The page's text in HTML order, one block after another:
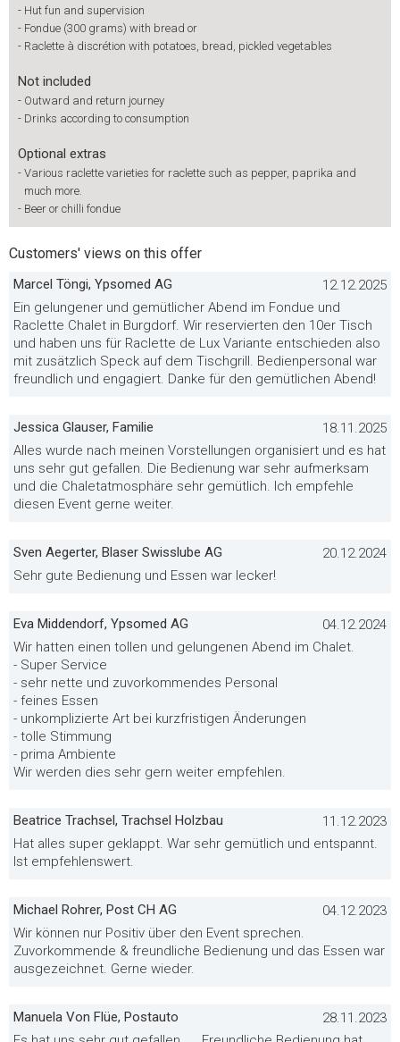
- Hut fun and supervision
- Fondue (300 grams) with bread or
- Raclette à discrétion with potatoes, bread, pickled vegetables
Not included
- Outward and return journey
- Drinks according to consumption
Optional extras
- Various raclette varieties for raclette such as pepper, paprika and
much more.
- Beer or chilli fondue
Customers' views on this offer
Marcel Töngi, Ypsomed AG
12.12.2025
Ein gelungener und gemütlicher Abend im Fondue und
Raclette Chalet in Burgdorf. Wir reservierten den 10er Tisch
und haben uns für Raclette de Lux Variante entschieden also
mit zusätzlich Speck auf dem Tischgrill. Bedienpersonal war
freundlich und engagiert. Danke für den gemütlichen Abend!
Jessica Glauser, Familie
18.11.2025
Alles wurde nach meinen Vorstellungen organisiert und es hat
uns sehr gut gefallen. Die Bedienung war sehr aufmerksam
und die Chaletatmosphäre sehr gemütlich. Ich empfehle
diesen Event gerne weiter.
Sven Aegerter, Blaser Swisslube AG
20.12.2024
Sehr gute Bedienung und Essen war lecker!
Eva Middendorf, Ypsomed AG
04.12.2024
Wir hatten einen tollen und gelungenen Abend im Chalet.
- Super Service
- sehr nette und zuvorkommendes Personal
- feines Essen
- unkomplizierte Art bei kurzfristigen Änderungen
- tolle Stimmung
- prima Ambiente
Wir werden dies sehr gern weiter empfehlen.
Beatrice Trachsel, Trachsel Holzbau
11.12.2023
Hat alles super geklappt. War sehr gemütlich und entspannt.
Ist empfehlenswert.
Michael Rohrer, Post CH AG
04.12.2023
Wir können nur Positiv über den Event sprechen.
Zuvorkommende & freundliche Bedienung und das Essen war
ausgezeichnet. Gerne wieder.
Manuela Von Flüe, Postauto
28.11.2023